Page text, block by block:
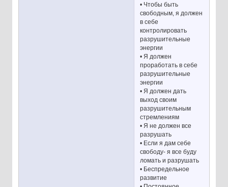
• Чтобы быть
свободным, я должен
в себе
контролировать
разрушительные
энергии
• Я должен
проработать в себе
разрушительные
энергии
• Я должен дать
выход своим
разрушительным
стремлениям
• Я не должен все
разрушать
• Если я дам себе
свободу- я все буду
ломать и разрушать
• Беспредельное
развитие